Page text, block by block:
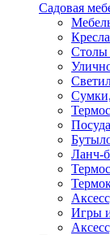
Садовая
Столы
Ланч-
Игры